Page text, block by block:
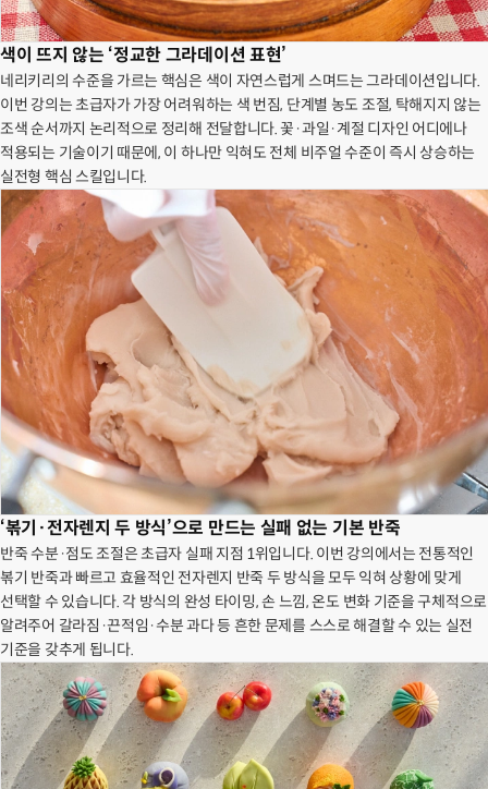
색이 뜨지 않는 ‘정교한 그라데이션 표현’
네리키리의 수준을 가르는 핵심은 색이 자연스럽게 스며드는 그라데이션입니다.
이번 강의는 초급자가 가장 어려워하는 색 번짐, 단계별 농도 조절, 탁해지지 않는
조색 순서까지 논리적으로 정리해 전달합니다. 꽃·과일·계절 디자인 어디에나
적용되는 기술이기 때문에, 이 하나만 익혀도 전체 비주얼 수준이 즉시 상승하는
실전형 핵심 스킬입니다.
‘볶기·전자렌지 두 방식’으로 만드는 실패 없는 기본 반죽
반죽 수분·점도 조절은 초급자 실패 지점 1위입니다. 이번 강의에서는 전통적인
볶기 반죽과 빠르고 효율적인 전자렌지 반죽 두 방식을 모두 익혀 상황에 맞게
선택할 수 있습니다. 각 방식의 완성 타이밍, 손 느낌, 온도 변화 기준을 구체적으로
알려주어 갈라짐·끈적임·수분 과다 등 흔한 문제를 스스로 해결할 수 있는 실전
기준을 갖추게 됩니다.